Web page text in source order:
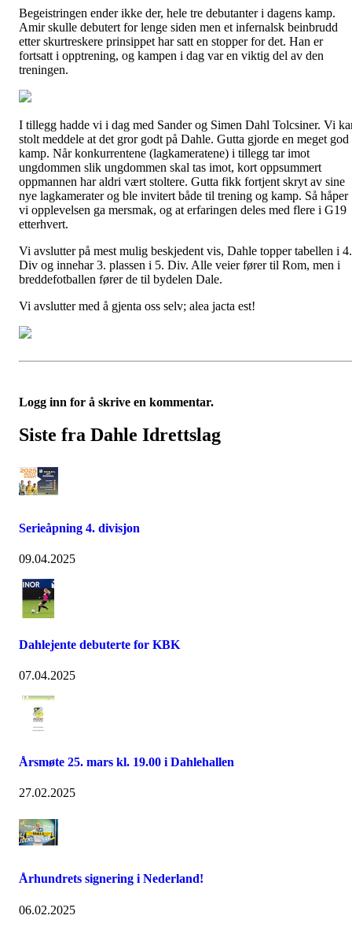
Begeistringen ender ikke der, hele tre debutanter i dagens kamp.
Amir skulle debutert for lenge siden men et infernalsk beinbrudd
etter skurtreskere prinsippet har satt en stopper for det. Han er
fortsatt i opptrening, og kampen i dag var en viktig del av den
treningen.
I tillegg hadde vi i dag med Sander og Simen Dahl Tolcsiner. Vi
stolt meddele at det gror godt på Dahle. Gutta gjorde en meget god
kamp. Når konkurrentene (lagkameratene) i tillegg tar imot
ungdommen slik ungdommen skal tas imot, kort oppsummert
oppmannen har aldri vært stoltere. Gutta fikk fortjent skryt av sine
nye lagkamerater og ble invitert både til trening og kamp. Så håper
vi opplevelsen ga mersmak, og at erfaringen deles med flere i G19
etterhvert.
Vi avslutter på mest mulig beskjedent vis, Dahle topper tabellen i 4.
Div og innehar 3. plassen i 5. Div. Alle veier fører til Rom, men i
breddefotballen fører de til bydelen Dale.
Vi avslutter med å gjenta oss selv; alea jacta est!
Logg inn for å skrive en kommentar.
Siste fra Dahle Idrettslag
Serieåpning 4. divisjon
09.04.2025
Dahlejente debuterte for KBK
07.04.2025
Årsmøte 25. mars kl. 19.00 i Dahlehallen
27.02.2025
Århundrets signering i Nederland!
06.02.2025